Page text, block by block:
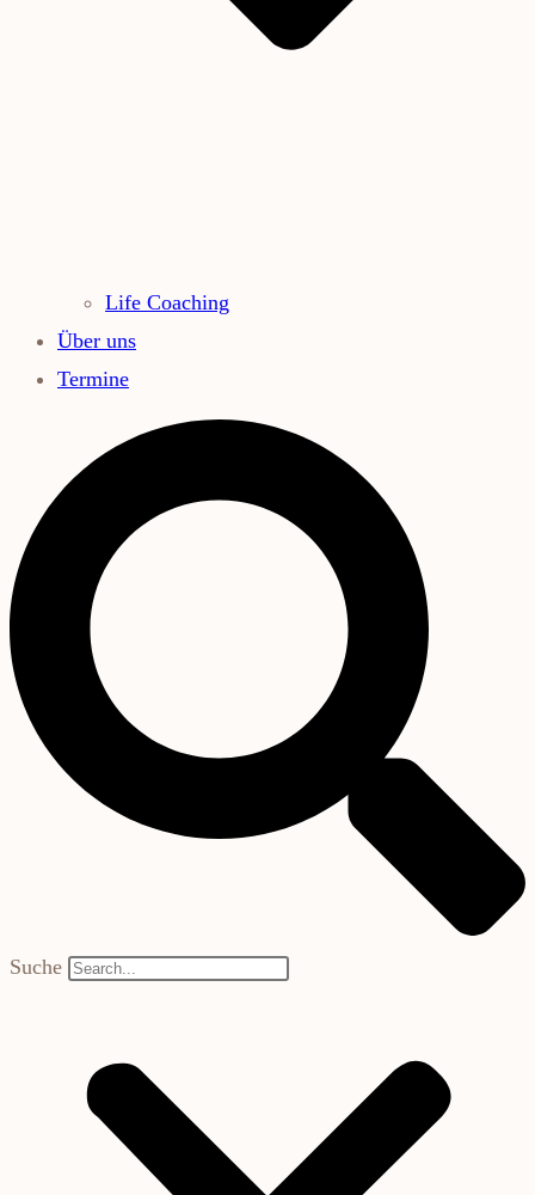
Life Coaching
Über uns
Termine
Suche